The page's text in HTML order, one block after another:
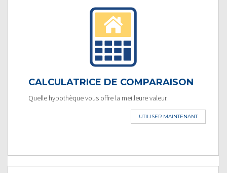
CALCULATRICE DE COMPARAISON
Quelle hypothèque vous offre la meilleure valeur.
UTILISER MAINTENANT